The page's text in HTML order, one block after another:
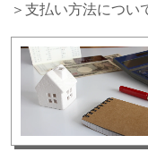
＞支払い方法につい